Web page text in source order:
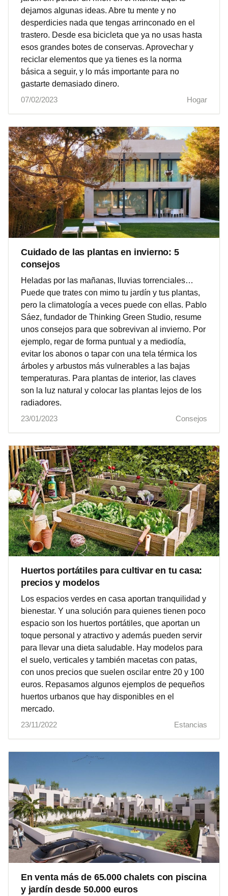
dejamos algunas ideas. Abre tu mente y no
desperdicies nada que tengas arrinconado en el
trastero. Desde esa bicicleta que ya no usas hasta
esos grandes botes de conservas. Aprovechar y
reciclar elementos que ya tienes es la norma
básica a seguir, y lo más importante para no
gastarte demasiado dinero.
07/02/2023
Hogar
Cuidado de las plantas en invierno: 5
consejos
Heladas por las mañanas, lluvias torrenciales…
Puede que trates con mimo tu jardín y tus plantas,
pero la climatología a veces puede con ellas. Pablo
Sáez, fundador de Thinking Green Studio, resume
unos consejos para que sobrevivan al invierno. Por
ejemplo, regar de forma puntual y a mediodía,
evitar los abonos o tapar con una tela térmica los
árboles y arbustos más vulnerables a las bajas
temperaturas. Para plantas de interior, las claves
son la luz natural y colocar las plantas lejos de los
radiadores.
23/01/2023
Consejos
Huertos portátiles para cultivar en tu casa:
precios y modelos
Los espacios verdes en casa aportan tranquilidad y
bienestar. Y una solución para quienes tienen poco
espacio son los huertos portátiles, que aportan un
toque personal y atractivo y además pueden servir
para llevar una dieta saludable. Hay modelos para
el suelo, verticales y también macetas con patas,
con unos precios que suelen oscilar entre 20 y 100
euros. Repasamos algunos ejemplos de pequeños
huertos urbanos que hay disponibles en el
mercado.
23/11/2022
Estancias
En venta más de 65.000 chalets con piscina
y jardín desde 50.000 euros